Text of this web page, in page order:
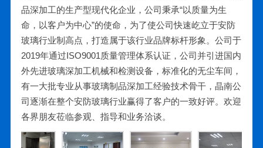
品深加工的生产型现代化企业，公司秉承“以质量为生
命，以客户为中心”的使命，为了使公司快速屹立于安防
玻璃行业制高点，打造属于该行业品牌标杆形象。公司于
2019年通过ISO9001质量管理体系认证，公司并引进国内
外先进玻璃深加工机械和检测设备，标准化的无尘车间，
有一大批专业从事玻璃制品深加工经验技术骨干，晶南公
司逐渐在整个安防玻璃行业赢得了客户的一致好评。欢迎
各界朋友莅临参观、指导和业务洽谈。